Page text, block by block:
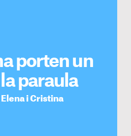
porten un
paraula
i Cristina